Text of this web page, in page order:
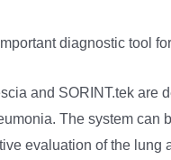
diagnostic tool
and SORINT.tek are
The system can
evaluation of the lung